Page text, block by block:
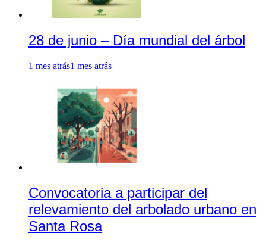
28 de junio – Día mundial del árbol
1 mes atrás1 mes atrás
Convocatoria a participar del
relevamiento del arbolado urbano en
Santa Rosa